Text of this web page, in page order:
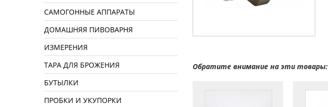
Обратите внимание на эти товары:
САМОГОННЫЕ АППАРАТЫ
ДОМАШНЯЯ ПИВОВАРНЯ
ИЗМЕРЕНИЯ
ТАРА ДЛЯ БРОЖЕНИЯ
БУТЫЛКИ
ПРОБКИ И УКУПОРКИ